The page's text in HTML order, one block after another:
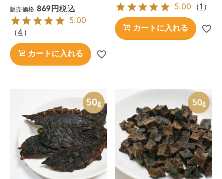
販売価格 869 税込
5.00
（4 ）
カートに入れる
5.00 （1 ）
カートに入れる